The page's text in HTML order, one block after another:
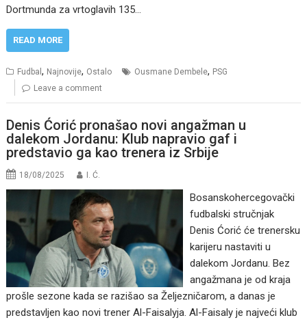
Dortmunda za vrtoglavih 135…
READ MORE
Fudbal, Najnovije, Ostalo Ousmane Dembele, PSG
Leave a comment
Denis Ćorić pronašao novi angažman u
dalekom Jordanu: Klub napravio gaf i
predstavio ga kao trenera iz Srbije
18/08/2025 I. Ć.
Bosanskohercegovački
fudbalski stručnjak
Denis Ćorić će trenersku
karijeru nastaviti u
dalekom Jordanu. Bez
angažmana je od kraja
prošle sezone kada se razišao sa Željezničarom, a danas je
predstavljen kao novi trener Al-Faisalyja. Al-Faisaly je najveći klub